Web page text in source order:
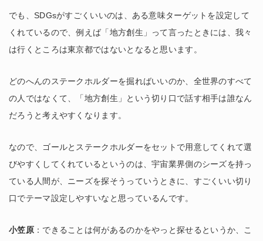
でも、SDGsがすごくいいのは、ある意味ターゲットを設定して
くれているので、例えば「地方創生」って言ったときには、我々
は行くところは東京都ではないとなると思います。
どのへんのステークホルダーを掘ればいいのか、全世界のすべて
の人ではなくて、「地方創生」という切り口で話す相手は誰なん
だろうと考えやすくなります。
なので、ゴールとステークホルダーをセットで用意してくれて選
びやすくしてくれているというのは、宇宙業界側のシーズを持っ
ている人間が、ニーズを探そうっていうときに、すごくいい切り
口でテーマ設定しやすいなと思っているんです。
小笠原：できることは何があるのかをやっと探せるというか、こ